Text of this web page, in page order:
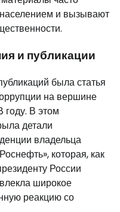
и вызывают
и публикации
была статья
на вершине
году. В этом
детали
владельца
которая, как
России
широкое
реакцию со